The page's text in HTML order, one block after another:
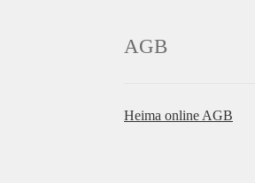
AGB
Heima online AGB